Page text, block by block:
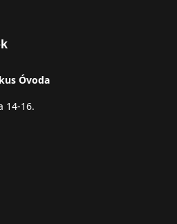
Óvoda
14-16.